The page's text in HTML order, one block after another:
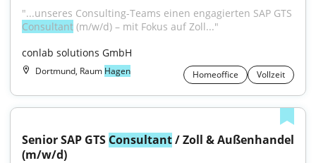
Consultant (m/w/d) – mit Fokus auf Zoll..."
conlab solutions GmbH
Dortmund, Raum Hagen Homeoffice Vollzeit
Senior SAP GTS Consultant / Zoll & Außenhandel
(m/w/d)